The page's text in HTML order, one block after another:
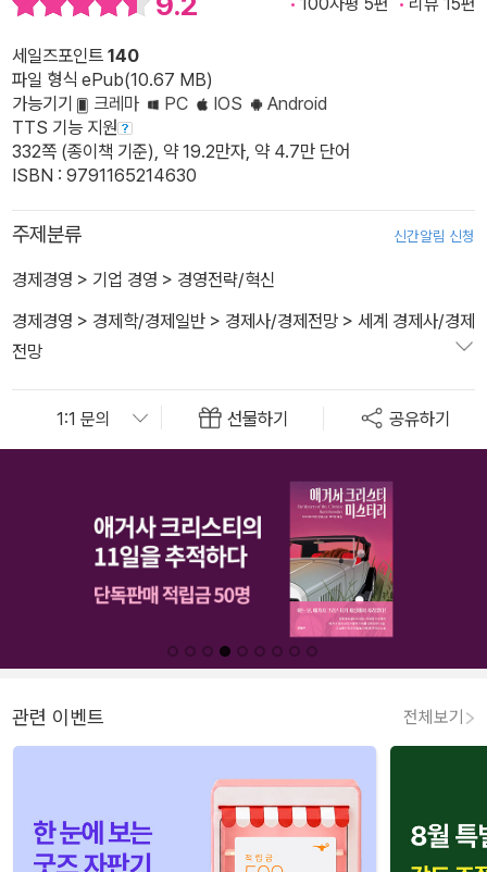
세일즈포인트 140
파일 형식 ePub(10.67 MB)
가능기기
크레마 PC IOS
Android
TTS 기능 지원
332쪽 (종이책 기준), 약 19.2만자, 약 4.7만 단어
ISBN : 9791165214630
주제분류 신간알림 신청
경제경영 > 기업 경영 > 경영전략/혁신
경제경영 > 경제학/경제일반 > 경제사/경제전망 > 세계 경제사/경제
전망
선물하기 공유하기
관련 이벤트 전체보기